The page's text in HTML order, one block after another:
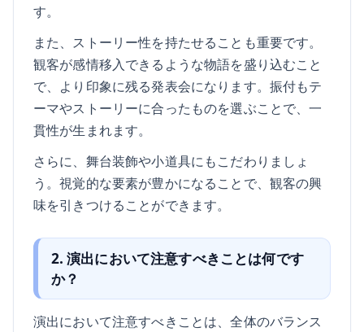
す。
また、ストーリー性を持たせることも重要です。
観客が感情移入できるような物語を盛り込むこと
で、より印象に残る発表会になります。振付もテ
ーマやストーリーに合ったものを選ぶことで、一
貫性が生まれます。
さらに、舞台装飾や小道具にもこだわりましょ
う。視覚的な要素が豊かになることで、観客の興
味を引きつけることができます。
2. 演出において注意すべきことは何です
か？
演出において注意すべきことは、全体のバランス